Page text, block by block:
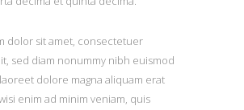
dolor sit amet, consectetuer
sed diam nonummy nibh euismod
dolore magna aliquam erat
enim ad minim veniam, quis